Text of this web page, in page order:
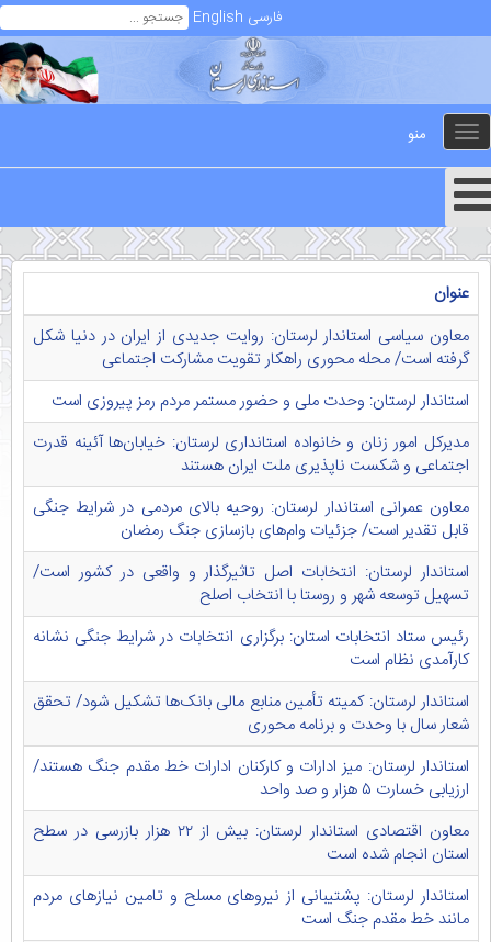
فارسیEnglish
Toggle
navigation
منو
عنوان
معاون سیاسی استاندار لرستان: روایت جدیدی از ایران در دنیا شکل
گرفته است/ محله محوری راهکار تقویت مشارکت اجتماعی
استاندار لرستان: وحدت ملی و حضور مستمر مردم رمز پیروزی است
مدیرکل امور زنان و خانواده استانداری لرستان: خیابان‌ها آئینه قدرت
اجتماعی و شکست ناپذیری ملت ایران هستند
معاون عمرانی استاندار لرستان: روحیه بالای مردمی در شرایط جنگی
قابل تقدیر است/ جزئیات وام‌های بازسازی جنگ رمضان
استاندار لرستان: انتخابات اصل تاثیرگذار و واقعی در کشور است/
تسهیل توسعه شهر و روستا با انتخاب اصلح
رئیس ستاد انتخابات استان: برگزاری انتخابات در شرایط جنگی نشانه
کارآمدی نظام است
استاندار لرستان: کمیته تأمین منابع مالی بانک‌ها تشکیل شود/ تحقق
شعار سال با وحدت و برنامه محوری
استاندار لرستان: میز ادارات و کارکنان ادارات خط مقدم جنگ هستند/
ارزیابی خسارت ۵ هزار و صد واحد
معاون اقتصادی استاندار لرستان: بیش از ۲۲ هزار بازرسی در سطح
استان انجام شده است
استاندار لرستان: پشتیبانی از نیروهای مسلح و تامین نیازهای مردم
مانند خط مقدم جنگ است